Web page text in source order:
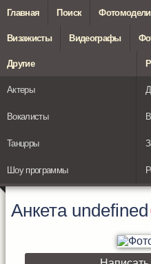
Главная Поиск Фотомодели
Визажисты Видеографы
Другие
Актеры
Вокалисты
Танцоры
Шоу программы
Анкета undefined